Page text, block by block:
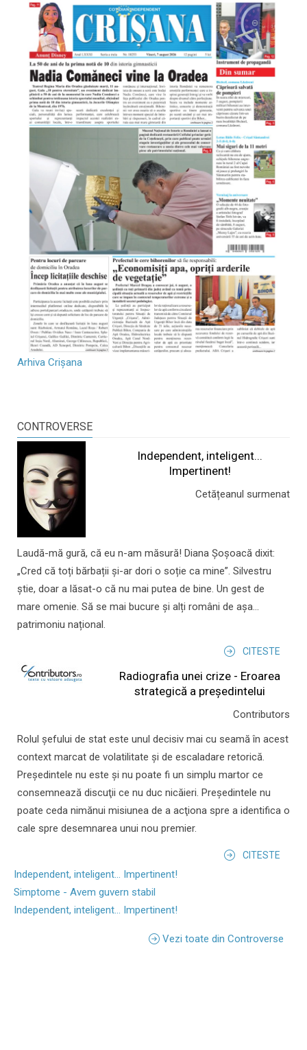
Arhiva Crișana
CONTROVERSE
Independent, inteligent...
Impertinent!
Cetățeanul surmenat
Laudă-mă gură, că eu n-am măsură! Diana Șoșoacă dixit:
„Cred că toți bărbații și-ar dori o soție ca mine”. Silvestru
știe, doar a lăsat-o că nu mai putea de bine. Un gest de
mare omenie. Să se mai bucure și alți români de așa...
patrimoniu național.
CITESTE
Radiografia unei crize - Eroarea
strategică a președintelui
Contributors
Rolul şefului de stat este unul decisiv mai cu seamă în acest
context marcat de volatilitate şi de escaladare retorică.
Preşedintele nu este şi nu poate fi un simplu martor ce
consemnează discuţii ce nu duc nicăieri. Preşedintele nu
poate ceda nimănui misiunea de a acţiona spre a identifica o
cale spre desemnarea unui nou premier.
CITESTE
Independent, inteligent... Impertinent!
Simptome - Avem guvern stabil
Independent, inteligent... Impertinent!
Vezi toate din Controverse